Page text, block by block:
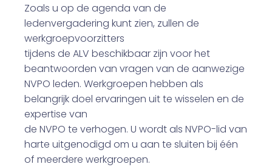
Zoals u op de agenda van de
ledenvergadering kunt zien, zullen de
werkgroepvoorzitters
tijdens de ALV beschikbaar zijn voor het
beantwoorden van vragen van de aanwezige
NVPO leden. Werkgroepen hebben als
belangrijk doel ervaringen uit te wisselen en de
expertise van
de NVPO te verhogen. U wordt als NVPO-lid van
harte uitgenodigd om u aan te sluiten bij één
of meerdere werkgroepen.